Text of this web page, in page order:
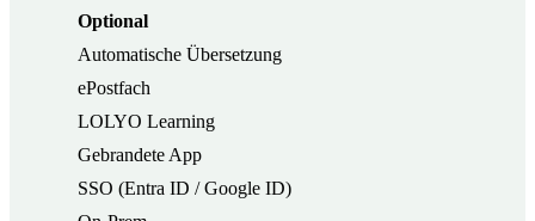
Optional
Automatische Übersetzung
ePostfach
LOLYO Learning
Gebrandete App
SSO (Entra ID / Google ID)